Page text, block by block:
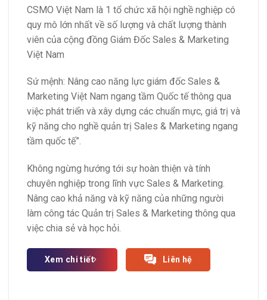
CSMO Việt Nam là 1 tổ chức xã hội nghề nghiệp có
quy mô lớn nhất về số lượng và chất lượng thành
viên của cộng đồng Giám Đốc Sales & Marketing
Việt Nam
Sứ mệnh: Nâng cao năng lực giám đốc Sales &
Marketing Việt Nam ngang tầm Quốc tế thông qua
việc phát triển và xây dựng các chuẩn mực, giá trị và
kỹ năng cho nghề quản trị Sales & Marketing ngang
tầm quốc tế”.
Không ngừng hướng tới sự hoàn thiện và tính
chuyên nghiệp trong lĩnh vực Sales & Marketing.
Nâng cao khả năng và kỹ năng của những người
làm công tác Quản trị Sales & Marketing thông qua
việc chia sẻ và học hỏi.
Xem chi tiết Liên hệ